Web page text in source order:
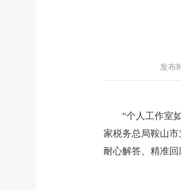
发布
“个人工作室
家税务总局鞍山
耐心解答、精准回